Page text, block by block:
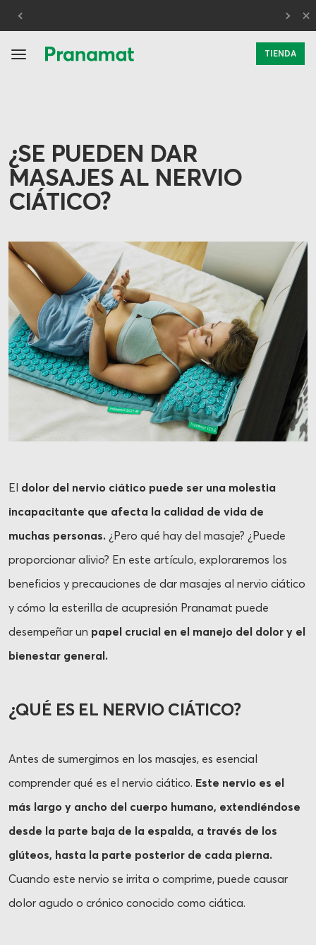
×
TIENDA
¿SE PUEDEN DAR
MASAJES AL NERVIO
CIÁTICO?
El dolor del nervio ciático puede ser una molestia
incapacitante que afecta la calidad de vida de
muchas personas. ¿Pero qué hay del masaje? ¿Puede
proporcionar alivio? En este artículo, exploraremos los
beneficios y precauciones de dar masajes al nervio ciático
y cómo la esterilla de acupresión Pranamat puede
desempeñar un papel crucial en el manejo del dolor y el
bienestar general.
¿QUÉ ES EL NERVIO CIÁTICO?
Antes de sumergirnos en los masajes, es esencial
comprender qué es el nervio ciático. Este nervio es el
más largo y ancho del cuerpo humano, extendiéndose
desde la parte baja de la espalda, a través de los
glúteos, hasta la parte posterior de cada pierna.
Cuando este nervio se irrita o comprime, puede causar
dolor agudo o crónico conocido como ciática.